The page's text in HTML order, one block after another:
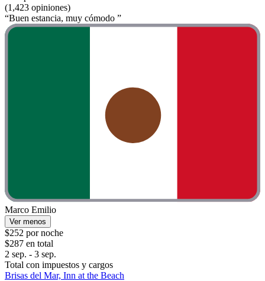
(1,423 opiniones)
“Buen estancia, muy cómodo ”
Marco Emilio
Ver menos
$252 por noche
$287 en total
2 sep. - 3 sep.
Total con impuestos y cargos
Brisas del Mar, Inn at the Beach